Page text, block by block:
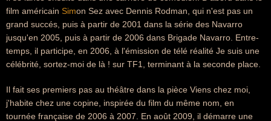
film américain Simon Sez avec Dennis Rodman, qui n'est pas un
grand succés, puis à partir de 2001 dans la série des Navarro
jusqu'en 2005, puis à partir de 2006 dans Brigade Navarro. Entre-
temps, il participe, en 2006, à l'émission de télé réalité Je suis une
célébrité, sortez-moi de là ! sur TF1, terminant à la seconde place.
Il fait ses premiers pas au théâtre dans la pièce Viens chez moi,
j'habite chez une copine, inspirée du film du même nom, en
tournée française de 2006 à 2007. En août 2009, il démarre une